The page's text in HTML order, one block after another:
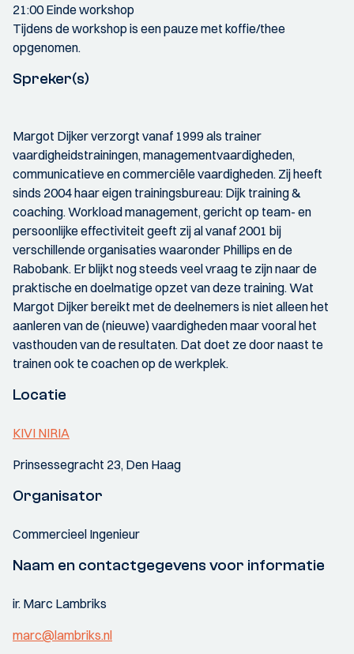
21:00 Einde workshop
Tijdens de workshop is een pauze met koffie/thee
opgenomen.
Spreker(s)
Margot Dijker verzorgt vanaf 1999 als trainer
vaardigheidstrainingen, managementvaardigheden,
communicatieve en commerciële vaardigheden. Zij heeft
sinds 2004 haar eigen trainingsbureau: Dijk training &
coaching. Workload management, gericht op team- en
persoonlijke effectiviteit geeft zij al vanaf 2001 bij
verschillende organisaties waaronder Phillips en de
Rabobank. Er blijkt nog steeds veel vraag te zijn naar de
praktische en doelmatige opzet van deze training. Wat
Margot Dijker bereikt met de deelnemers is niet alleen het
aanleren van de (nieuwe) vaardigheden maar vooral het
vasthouden van de resultaten. Dat doet ze door naast te
trainen ook te coachen op de werkplek.
Locatie
KIVI NIRIA
Prinsessegracht 23, Den Haag
Organisator
Commercieel Ingenieur
Naam en contactgegevens voor informatie
ir. Marc Lambriks
marc@lambriks.nl